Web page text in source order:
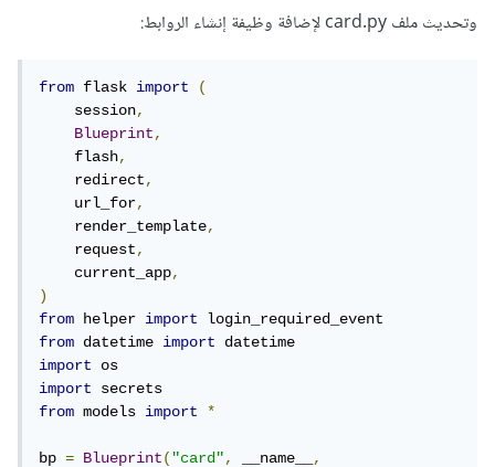
وتحديث ملف card.py لإضافة وظيفة إنشاء الروابط:
from flask import
(
    session
,
Blueprint,
    flash
,
    redirect
,
    url_for
,
    render_template
,
    request
,
    current_app
,
)
from helper import
from datetime import
import
import
from models import *
bp = Blueprint("card", __name__,